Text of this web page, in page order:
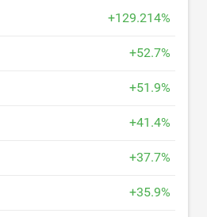
+129.214%
+52.7%
+51.9%
+41.4%
+37.7%
+35.9%